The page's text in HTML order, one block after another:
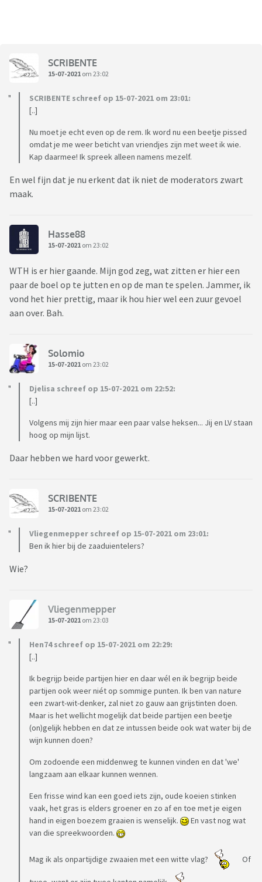
SCRIBENTE
15-07-2021 om 23:02
SCRIBENTE schreef op 15-07-2021 om 23:01:
[..]
Nu moet je echt even op de rem. Ik word nu een beetje pissed
omdat je me weer beticht van vriendjes zijn met weet ik wie.
Kap daarmee! Ik spreek alleen namens mezelf.
En wel fijn dat je nu erkent dat ik niet de moderators zwart
maak.
Hasse88
15-07-2021 om 23:02
WTH is er hier gaande. Mijn god zeg, wat zitten er hier een
paar de boel op te jutten en op de man te spelen. Jammer, ik
vond het hier prettig, maar ik hou hier wel een zuur gevoel
aan over. Bah.
Solomio
15-07-2021 om 23:02
Djelisa schreef op 15-07-2021 om 22:52:
[..]
Volgens mij zijn hier maar een paar valse heksen... Jij en LV staan
hoog op mijn lijst.
Daar hebben we hard voor gewerkt.
SCRIBENTE
15-07-2021 om 23:02
Vliegenmepper schreef op 15-07-2021 om 23:01:
Ben ik hier bij de zaaduientelers?
Wie?
Vliegenmepper
15-07-2021 om 23:03
Hen74 schreef op 15-07-2021 om 22:29:
[..]
Ik begrijp beide partijen hier en daar wél en ik begrijp beide
partijen ook weer niét op sommige punten. Ik ben van nature
een zwart-wit-denker, zal niet zo gauw aan grijstinten doen.
Maar is het wellicht mogelijk dat beide partijen een beetje
(on)gelijk hebben en dat ze intussen beide ook wat water bij de
wijn kunnen doen?
Om zodoende een middenweg te kunnen vinden en dat 'we'
langzaam aan elkaar kunnen wennen.
Een frisse wind kan een goed iets zijn, oude koeien stinken
vaak, het gras is elders groener en zo af en toe met je eigen
hand in eigen boezem graaien is wenselijk.
En vast nog wat
van die spreekwoorden.
Mag ik als onpartijdige zwaaien met een witte vlag? Of